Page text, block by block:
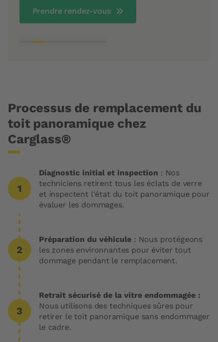
Prendre rendez-vous
Processus de remplacement du
toit panoramique chez
Carglass®
Diagnostic initial et inspection : Nos
techniciens retirent tous les éclats de verre
et inspectent l'état du toit panoramique pour
évaluer les dommages.
Préparation du véhicule : Nous protégeons
les zones environnantes pour éviter tout
dommage pendant le remplacement.
Retrait sécurisé de la vitre endommagée :
Nous utilisons des techniques sûres pour
retirer le toit panoramique sans endommager
le cadre.